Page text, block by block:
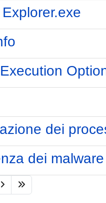
dei
dei malware